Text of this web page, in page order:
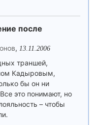
после
, 13.11.2006
траншей,
Кадыровым,
бы он ни
это понимают, но
– чтобы